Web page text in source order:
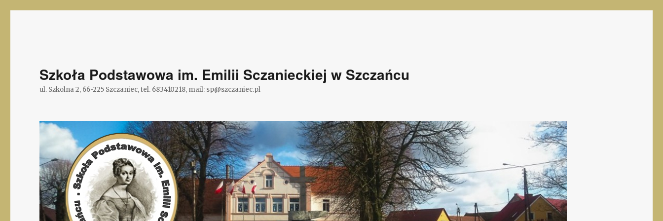
Szkoła Podstawowa im. Emilii Sczanieckiej w Szczańcu
ul. Szkolna 2, 66-225 Szczaniec, tel. 683410218, mail: sp@szczaniec.pl